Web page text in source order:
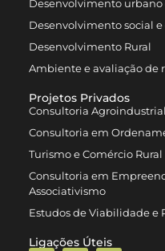
Desenvolvimento urbano
Desenvolvimento social
Desenvolvimento Rural
Ambiente e avaliação de
Projetos Privados
Consultoria
Consultoria em
Turismo e Comércio Rural
Consultoria em
Associativismo
Estudos de Viabilidade e
Ligações Úteis